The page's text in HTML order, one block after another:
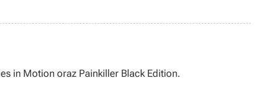
in Motion oraz Painkiller Black Edition.